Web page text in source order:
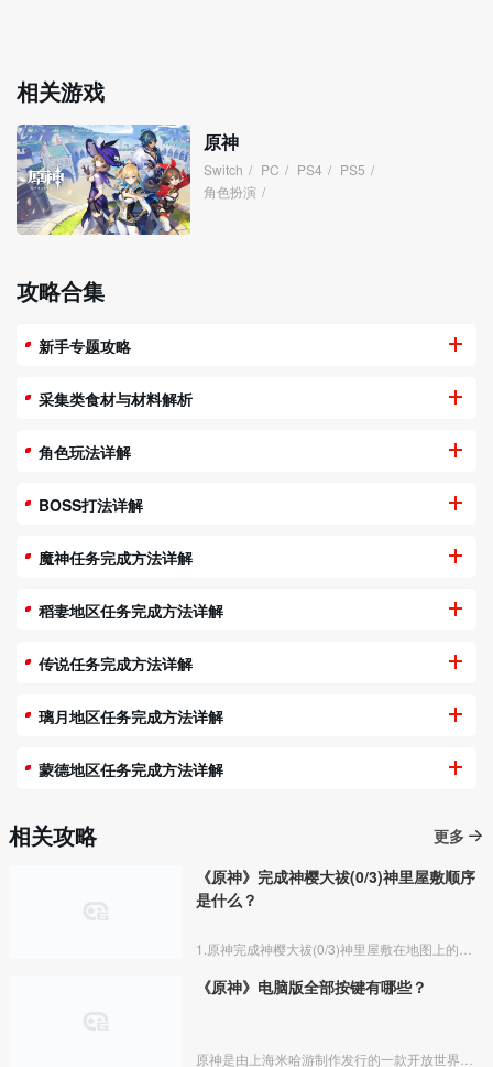
相关游戏
原神
Switch / PC / PS4 / PS5 /
角色扮演 /
攻略合集
新手专题攻略
采集类食材与材料解析
角色玩法详解
BOSS打法详解
魔神任务完成方法详解
稻妻地区任务完成方法详解
传说任务完成方法详解
璃月地区任务完成方法详解
蒙德地区任务完成方法详解
相关攻略
更多
《原神》完成神樱大祓(0/3)神里屋敷顺序
是什么？
《原神》电脑版全部按键有哪些？